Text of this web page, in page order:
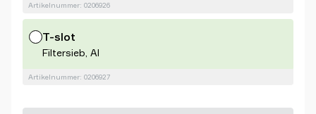
Artikelnummer: 0206926
T-slot
Filtersieb, Al
Artikelnummer: 0206927